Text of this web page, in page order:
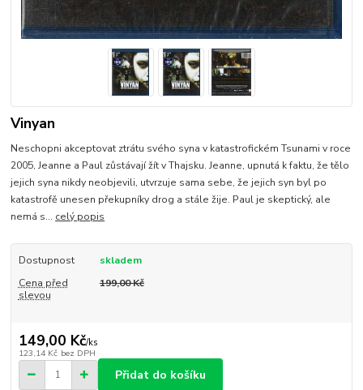
Vinyan
Neschopni akceptovat ztrátu svého syna v katastrofickém Tsunami v roce
2005, Jeanne a Paul zůstávají žít v Thajsku. Jeanne, upnutá k faktu, že tělo
jejich syna nikdy neobjevili, utvrzuje sama sebe, že jejich syn byl po
katastrofě unesen překupníky drog a stále žije. Paul je skeptický, ale
nemá s... celý popis
Dostupnost
skladem
Cena před
slevou
199,00 Kč
149,00 Kč/ks
123,14 Kč bez DPH
Přidat do košíku